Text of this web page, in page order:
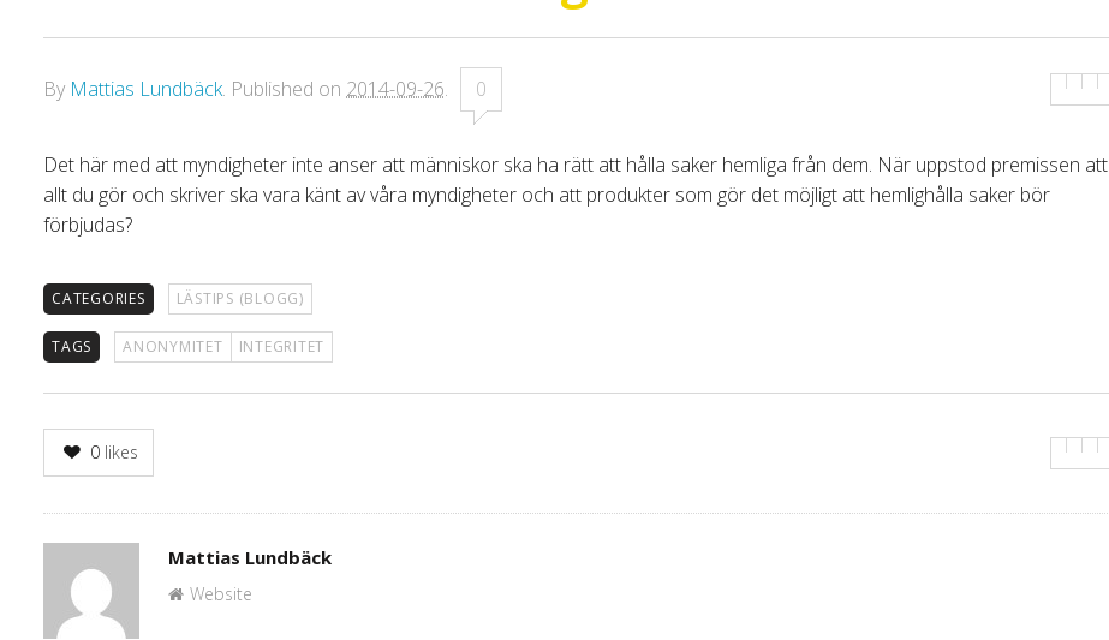
By Mattias Lundbäck. Published on 2014-09-26. 0
Det här med att myndigheter inte anser att människor ska ha rätt att hålla saker hemliga från dem. När uppstod premissen att
allt du gör och skriver ska vara känt av våra myndigheter och att produkter som gör det möjligt att hemlighålla saker bör
förbjudas?
CATEGORIES LÄSTIPS (BLOGG)
TAGS ANONYMITET INTEGRITET
0 likes
Author
Mattias Lundbäck
Website